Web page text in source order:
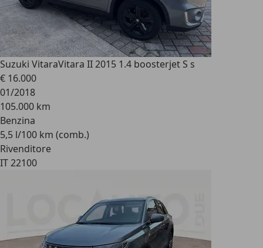
Suzuki VitaraVitara II 2015 1.4 boosterjet S s
€ 16.000
01/2018
105.000 km
Benzina
5,5 l/100 km (comb.)
Rivenditore
IT 22100